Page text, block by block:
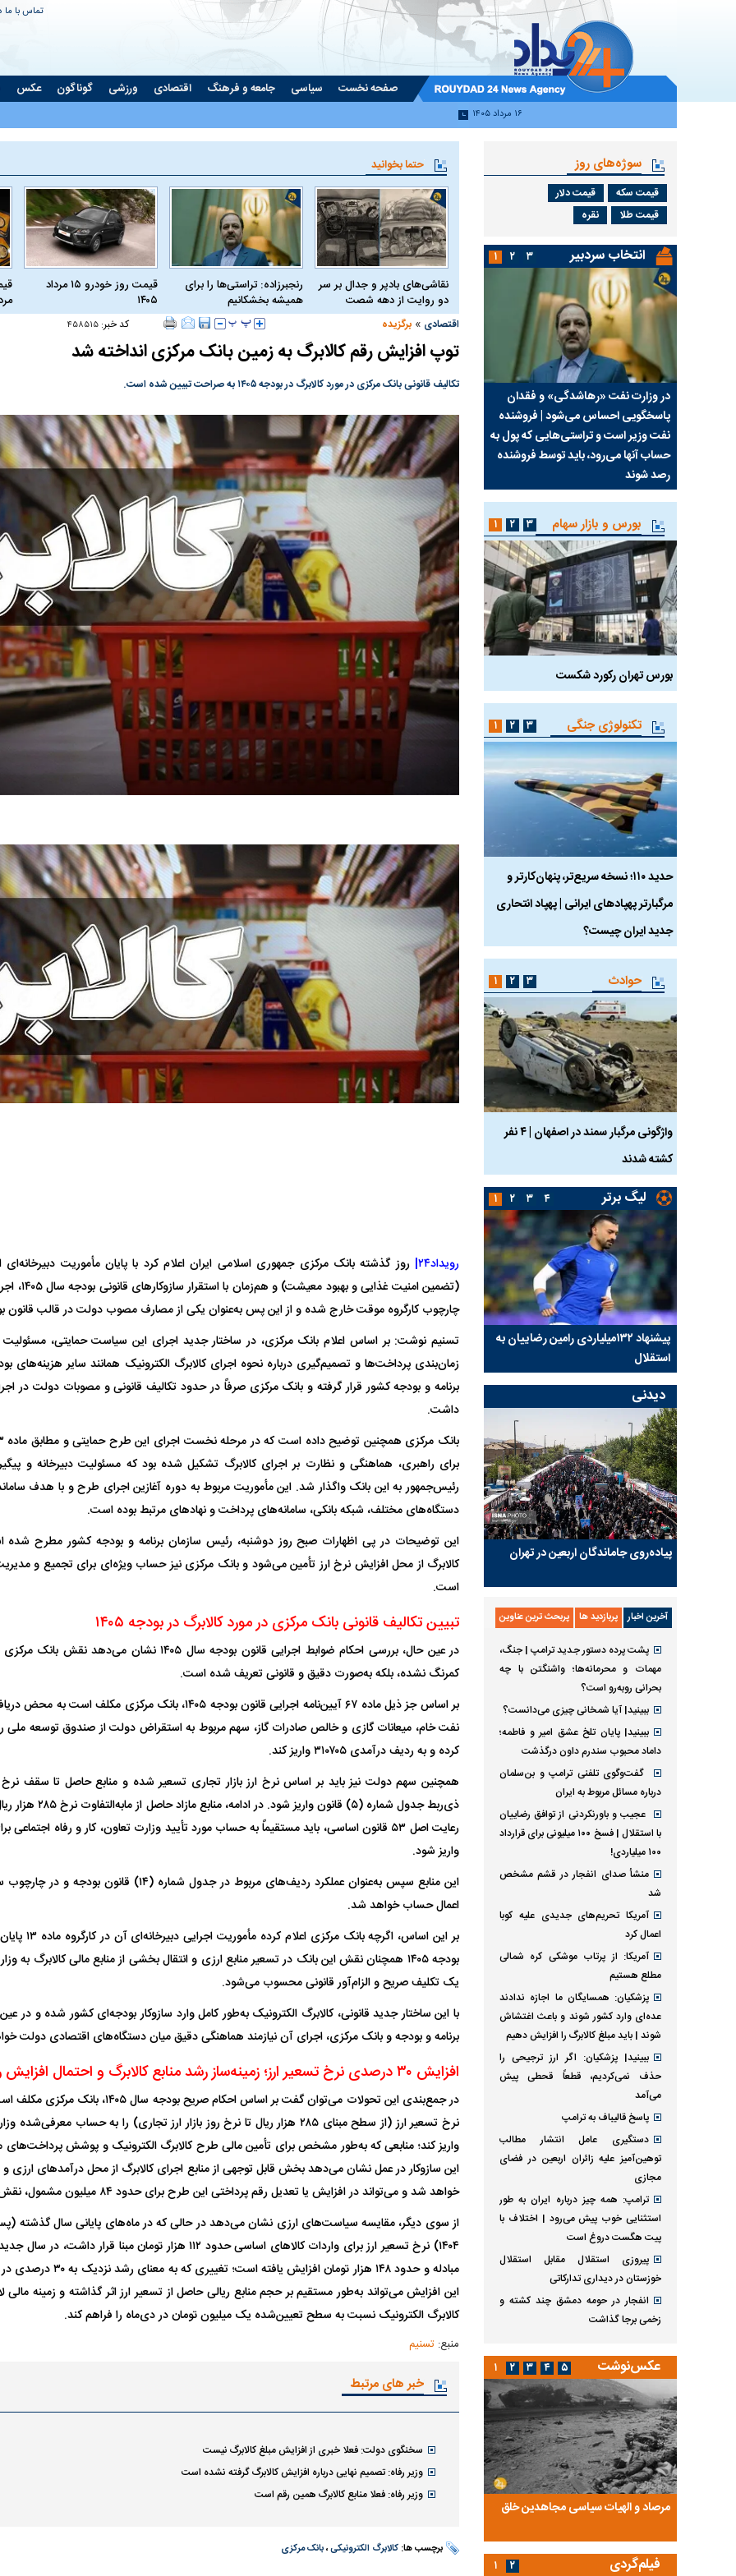
تماس با ما
صفحه نخست سیاسی جامعه و فرهنگ اقتصادی ورزشی گوناگون عکس
۱۶ مرداد ۱۴۰۵
حتما بخوانید
نقاشی‌های بادپر و جدال بر سر
دو روایت از دهه شصت
رنجبرزاده: تراستی‌ها را برای
همیشه بخشکانیم
قیمت روز خودرو ۱۵ مرداد
۱۴۰۵
اقتصادی » برگزیده کد خبر:۴۵۸۵۱۵
توپ افزایش رقم کالابرگ به زمین بانک مرکزی انداخته شد
تکالیف قانونی بانک مرکزی در مورد کالابرگ در بودجه ۱۴۰۵ به صراحت تبیین شده است.
رویداد۲۴|
(تضمین امنیت
چارچوب کارگروه موقت خارج شده و از این پس به‌عنوان یکی از مصارف مصوب دولت در قالب قانون
تسنیم نوشت: بر اساس اعلام بانک مرکزی، در ساختار جدید اجرای این سیاست حمایتی، مسئولیت
زمان‌بندی پرداخت‌ها و تصمیم‌گیری درباره نحوه اجرای کالابرگ الکترونیک همانند سایر هزینه‌های
برنامه و بودجه کشور قرار گرفته و بانک مرکزی صرفاً در حدود تکالیف قانونی و مصوبات دولت در
داشت.
برای راهبری، هماهنگی و نظارت بر اجرای کالابرگ تشکیل شده بود که مسئولیت دبیرخانه و
رئیس‌جمهور به این بانک واگذار شد. این مأموریت مربوط به دوره آغازین اجرای طرح و با هدف
دستگاه‌های مختلف، شبکه بانکی، سامانه‌های پرداخت و نهاد‌های مرتبط بوده است.
این توضیحات در پی اظهارات صبح روز دوشنبه، رئیس سازمان برنامه و بودجه کشور مطرح شده
کالابرگ از محل افزایش نرخ ارز تأمین می‌شود و بانک مرکزی نیز حساب ویژه‌ای برای تجمیع و
است.
تبیین تکالیف قانونی بانک مرکزی در مورد کالابرگ در بودجه ۱۴۰۵
در عین حال، بررسی احکام ضوابط اجرایی قانون بودجه سال ۱۴۰۵
کمرنگ نشده، بلکه به‌صورت دقیق و قانونی تعریف شده است.
بر اساس جز ذیل ماده ۶۷ آیین‌نامه اجرایی قانون بودجه ۱۴۰۵، بانک
نفت خام، میعانات گازی و خالص صادرات گاز، سهم مربوط به استقراض دولت از صندوق توسعه ملی را
کرده و به ردیف درآمدی ۳۱۰۷۰۵ واریز کند.
ذی‌ربط جدول شماره (۵)
رعایت اصل ۵۳ قانون اساسی، باید مستقیماً به حساب مورد تأیید وزارت تعاون، کار و رفاه
واریز شود.
این منابع سپس به‌عنوان عملکرد ردیف‌های مربوط در جدول
اعمال حساب خواهد شد.
بر این اساس،
بودجه ۱۴۰۵ همچنان نقش این بانک در تسعیر منابع ارزی و انتقال بخشی از منابع مالی کالابرگ به
یک تکلیف صریح و الزام‌آور قانونی محسوب می‌شود.
با این ساختار جدید قانونی، کالابرگ الکترونیک به‌طور کامل وارد سازوکار بودجه‌ای کشور شده و در
برنامه و بودجه و بانک مرکزی، اجرای آن نیازمند هماهنگی دقیق میان دستگاه‌های اقتصادی دولت
افزایش ۳۰ درصدی نرخ تسعیر ارز؛ زمینه‌ساز رشد منابع کالابرگ و احتمال افزایش رقم پرداختی
در جمع‌بندی این تحولات می‌توان گفت بر اساس احکام
نرخ تسعیر ارز (از سطح مبنای ۲۸۵ هزار ریال تا نرخ روز بازار ارز تجاری) را به حساب
واریز کند؛ منابعی که به‌طور مشخص برای تأمین مالی طرح کالابرگ الکترونیک و پوشش
این سازوکار در عمل نشان می‌دهد بخش قابل توجهی از منابع اجرای کالابرگ از محل درآمد‌های ارزی و
خواهد شد و می‌تواند در افزایش یا تعدیل رقم پرداختی این طرح برای حدود ۸۴ میلیون مشمول، نقش مستقیم داشته باشد.
از سوی دیگر، مقایسه سیاست‌های ارزی نشان می‌دهد در حالی که در ماه‌های پایانی سال گذشته
۱۴۰۴) نرخ تسعیر ارز برای واردات کالا‌های اساسی حدود ۱۱۲ هزار تومان
مبادله و حدود ۱۴۸ هزار تومان
این افزایش می‌تواند به‌طور مستقیم بر حجم منابع ریالی حاصل از تسعیر ارز اثر گذاشته و زمینه مالی
کالابرگ الکترونیک نسبت به سطح تعیین‌شده یک میلیون تومان در دی‌ماه را فراهم کند.
منبع: تسنیم
خبر های مرتبط
سخنگوی دولت: فعلا خبری از افزایش مبلغ کالابرگ نیست
وزیر رفاه: تصمیم نهایی درباره افزایش کالابرگ گرفته نشده است
وزیر رفاه: فعلا منابع کالابرگ همین رقم است
برچسب ها: کالابرگ الکترونیکی،بانک مرکزی
سوژه‌های روز
قیمت سکه
قیمت دلار
قیمت طلا
نقره
انتخاب سردبیر
در وزارت نفت «رهاشدگی» و فقدان
پاسخگویی احساس می‌شود | فروشنده
نفت وزیر است و تراستی‌هایی که پول به
حساب آنها می‌رود، باید توسط فروشنده
رصد شوند
چرا رویای آمریکایی سرنگونی رژیم و
نابودی محور مقاومت تعبیر نشد؟ | پشت
پرده تجارت پهپاد‌ ۱۵۰۰ دلاری که
واشنگتن را زمین زد
مطالعه رفتار هیستریک صدا و سیما علیه
کمپین نه به اعدام
پاسخگویی
نفت وزیر است و
حساب آنها
رصد شوند
۱ ۲ ۳
بورس و بازار سهام
بورس تهران رکورد شکست سیگنال مثبت دیپلماسی به بورس بورس تهران
۱ ۲ ۳
تکنولوژی جنگی
حدید ۱۱۰؛ نسخه سریع‌تر، پنهان‌کارتر و
مرگبارتر پهپادهای ایرانی | پهپاد انتحاری
جدید ایران چیست؟
هواپیمای مرموز E-11A BACN چیست؟
فضاپیمای «استارشیپ» ایلان ماسک
چیست؟
حدید ۱۱۰؛
مرگبارتر
جدید ایران
۱ ۲ ۳
حوادث
واژگونی مرگبار سمند در اصفهان | ۴ نفر
کشته شدند
۱ ۲ ۳
لیگ برتر
پیشنهاد ۱۳۲میلیاردی رامین رضاییان به
استقلال
بازگشت اندونگ به استقلال منتفی شد؛
هافبک گابنی در آستانه انتخاب تیم جدید
ابهام بزرگ درباره قرارداد یاسر آسانی؛
اولین چالش حقوقی استقلال
پرسپولیس در
پیش از شروع
۱ ۲ ۳ ۴
دیدنی
پیاده‌روی جاماندگان اربعین در تهران
آخرین اخبار پربازدید ها پربحث ترین عناوین
پشت پرده دستور جدید ترامپ | جنگ،
مهمات و محرمانه‌ها؛ واشنگتن با چه
بحرانی روبه‌رو است؟
ببینید| آیا شمخانی چیزی می‌دانست؟
ببینید| پایان تلخ عشق امیر و فاطمه؛
داماد محبوب سندرم داون درگذشت
گفت‌وگوی تلفنی ترامپ و بن‌سلمان
درباره مسائل مربوط به ایران
عجیب و باورنکردنی از توافق رضاییان
با استقلال | فسخ ۱۰۰ میلیونی برای قرارداد
۱۰۰ میلیاردی!
منشأ صدای انفجار در قشم مشخص
شد
آمریکا تحریم‌های جدیدی علیه کوبا
اعمال کرد
آمریکا: از پرتاب موشکی کره شمالی
مطلع هستیم
پزشکیان: همسایگان ما اجازه ندادند
عده‌ای وارد کشور شوند و باعث اغتشاش
شوند | باید مبلغ کالابرگ را افزایش دهیم
ببینید| پزشکیان: اگر ارز ترجیحی را
حذف نمی‌کردیم، قطعاً قحطی پیش
می‌آمد
پاسخ قالیباف به ترامپ
دستگیری عامل انتشار مطالب
توهین‌آمیز علیه زائران اربعین در فضای
مجازی
ترامپ: همه چیز درباره ایران به طور
استثنایی خوب پیش می‌رود | اختلاف با
پیت هگست دروغ است
پیروزی استقلال مقابل استقلال
خوزستان در دیداری تدارکاتی
انفجار در حومه دمشق چند کشته و
زخمی برجا گذاشت
عکس‌نوشت
مرصاد و الهیات سیاسی مجاهدین خلق
آخرین پرده از حیات سیاسی یک سلسله |
۱ ۲ ۳ ۴ ۵
فیلم‌گردی ۱ ۲